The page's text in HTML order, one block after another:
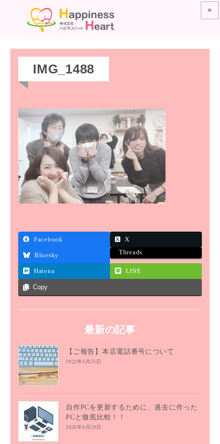
≡
IMG_1488
Facebook X
Bluesky Threads
Hatena LINE
Copy
最新の記事
【ご報告】本店電話番号について
2022年5月25日
自作PCを更新するために、過去に作った
PCと徹底比較！！
2026年6月29日